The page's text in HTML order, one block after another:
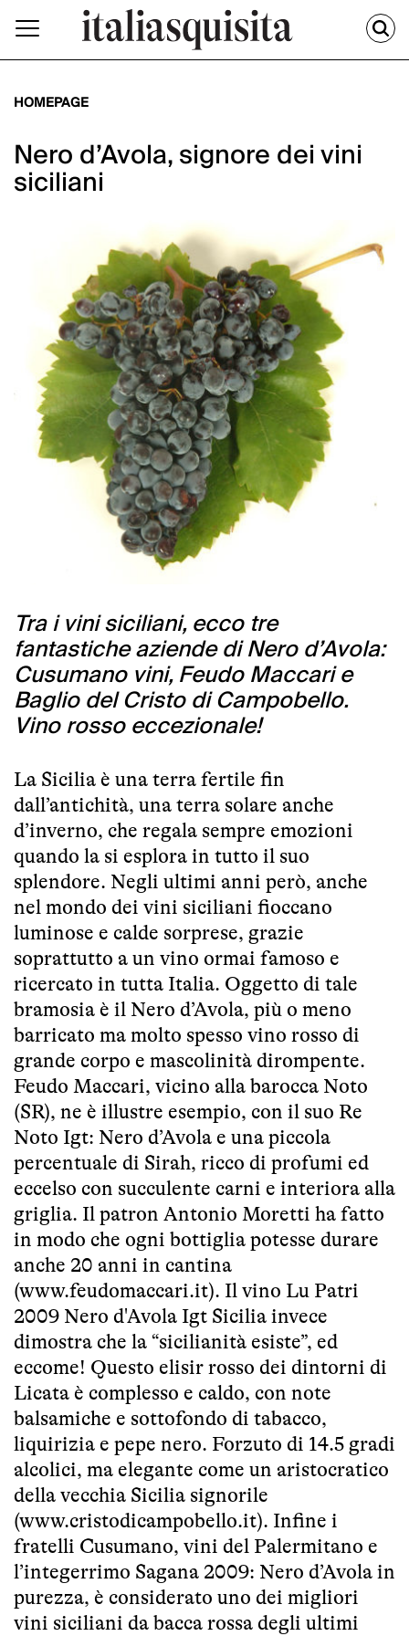
HOMEPAGE
Nero d’Avola, signore dei vini
siciliani
Tra i vini siciliani, ecco tre
fantastiche aziende di Nero d’Avola:
Cusumano vini, Feudo Maccari e
Baglio del Cristo di Campobello.
Vino rosso eccezionale!
La Sicilia è una terra fertile fin
dall’antichità, una terra solare anche
d’inverno, che regala sempre emozioni
quando la si esplora in tutto il suo
splendore. Negli ultimi anni però, anche
nel mondo dei vini siciliani fioccano
luminose e calde sorprese, grazie
soprattutto a un vino ormai famoso e
ricercato in tutta Italia. Oggetto di tale
bramosia è il Nero d’Avola, più o meno
barricato ma molto spesso vino rosso di
grande corpo e mascolinità dirompente.
Feudo Maccari, vicino alla barocca Noto
(SR), ne è illustre esempio, con il suo Re
Noto Igt: Nero d’Avola e una piccola
percentuale di Sirah, ricco di profumi ed
eccelso con succulente carni e interiora alla
griglia. Il patron Antonio Moretti ha fatto
in modo che ogni bottiglia potesse durare
anche 20 anni in cantina
(www.feudomaccari.it). Il vino Lu Patri
2009 Nero d'Avola Igt Sicilia invece
dimostra che la “sicilianità esiste”, ed
eccome! Questo elisir rosso dei dintorni di
Licata è complesso e caldo, con note
balsamiche e sottofondo di tabacco,
liquirizia e pepe nero. Forzuto di 14.5 gradi
alcolici, ma elegante come un aristocratico
della vecchia Sicilia signorile
(www.cristodicampobello.it). Infine i
fratelli Cusumano, vini del Palermitano e
l’integerrimo Sagana 2009: Nero d’Avola in
purezza, è considerato uno dei migliori
vini siciliani da bacca rossa degli ultimi